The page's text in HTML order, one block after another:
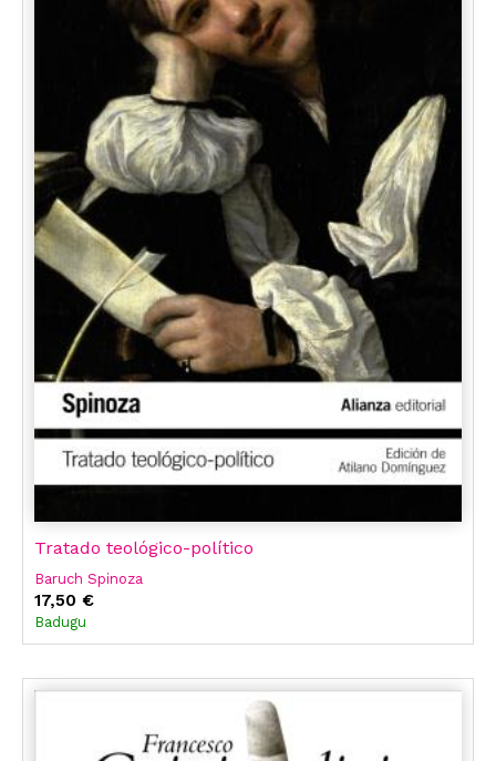
Tratado teológico-político
Baruch Spinoza
17,50 €
Badugu